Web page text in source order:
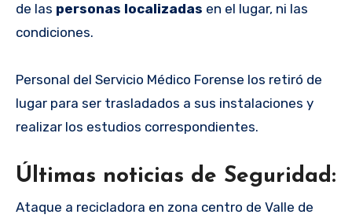
de las personas localizadas en el lugar, ni las
condiciones.
Personal del Servicio Médico Forense los retiró de
lugar para ser trasladados a sus instalaciones y
realizar los estudios correspondientes.
Últimas noticias de Seguridad:
Ataque a recicladora en zona centro de Valle de